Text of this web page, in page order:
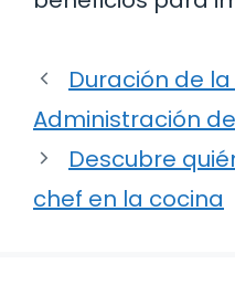
Duración de
Administración
Descubre
chef en la cocina